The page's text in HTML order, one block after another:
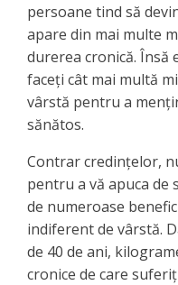
persoane tind să
apare din mai multe
durerea cronică. Însă
faceți cât mai multă
vârstă pentru a
sănătos.
Contrar credințelor,
pentru a vă apuca de
de numeroase
indiferent de vârstă.
de 40 de ani,
cronice de care